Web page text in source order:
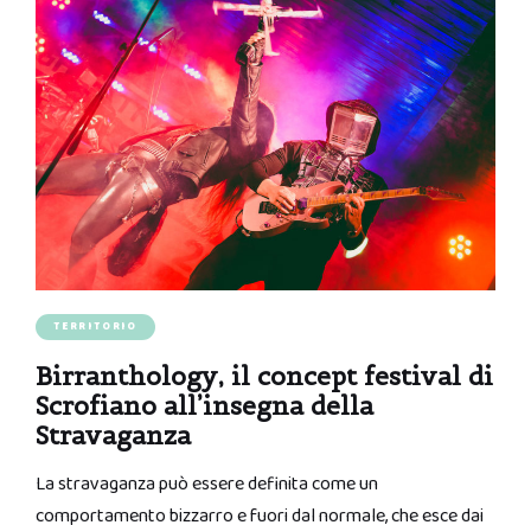
TERRITORIO
Birranthology, il concept festival di
Scrofiano all’insegna della
Stravaganza
La stravaganza può essere definita come un
comportamento bizzarro e fuori dal normale, che esce dai